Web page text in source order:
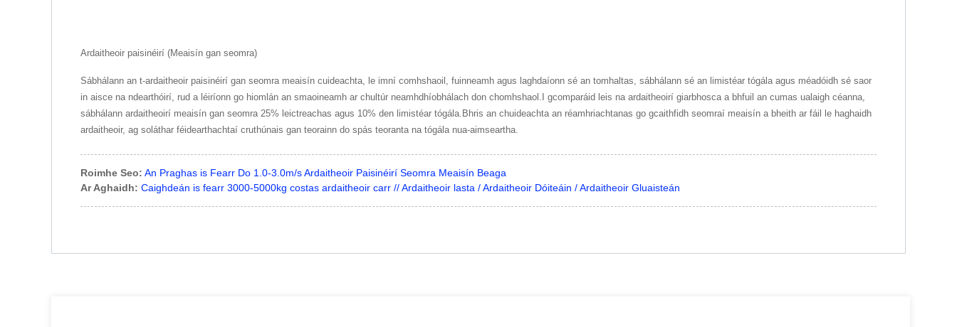
Ardaitheoir paisinéirí (Meaisín gan seomra)
Sábhálann an t-ardaitheoir paisinéirí gan seomra meaisín cuideachta, le imní comhshaoil, fuinneamh agus laghdaíonn sé an tomhaltas, sábhálann sé an limistéar tógála agus méadóidh sé saor
in aisce na ndearthóirí, rud a léiríonn go hiomlán an smaoineamh ar chultúr neamhdhíobhálach don chomhshaol.I gcomparáid leis na ardaitheoirí giarbhosca a bhfuil an cumas ualaigh céanna,
sábhálann ardaitheoirí meaisín gan seomra 25% leictreachas agus 10% den limistéar tógála.Bhris an chuideachta an réamhriachtanas go gcaithfidh seomraí meaisín a bheith ar fáil le haghaidh
ardaitheoir, ag soláthar féidearthachtaí cruthúnais gan teorainn do spás teoranta na tógála nua-aimseartha.
Roimhe Seo: An Praghas is Fearr Do 1.0-3.0m/s Ardaitheoir Paisinéirí Seomra Meaisín Beaga
Ar Aghaidh: Caighdeán is fearr 3000-5000kg costas ardaitheoir carr // Ardaitheoir lasta / Ardaitheoir Dóiteáin / Ardaitheoir Gluaisteán